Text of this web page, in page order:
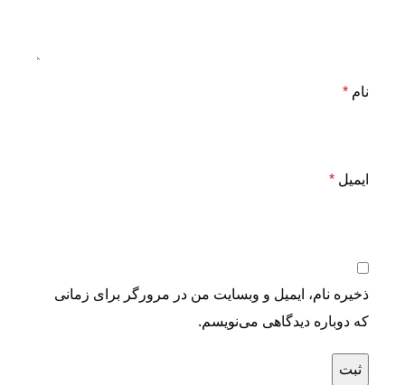
نام *
ایمیل *
ذخیره نام، ایمیل و وبسایت من در مرورگر برای زمانی
که دوباره دیدگاهی می‌نویسم.